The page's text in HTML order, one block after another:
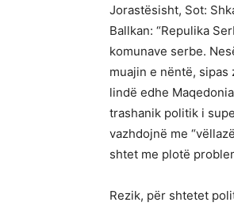
Jorastësisht, Sot:
Ballkan: “Repulika
komunave serbe.
muajin e nëntë,
lindë edhe
trashanik politik i
vazhdojnë me
shtet me plotë
Rezik, për shtetet